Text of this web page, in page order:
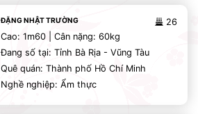
26
ĐẶNG NHẬT TRƯỜNG
Cao: 1m60 | Cân nặng: 60kg
Đang số tại: Tỉnh Bà Rịa - Vũng Tàu
Quê quán: Thành phố Hồ Chí Minh
Nghề nghiệp: Ẩm thực